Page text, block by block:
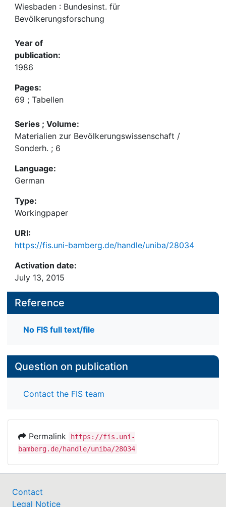
Wiesbaden : Bundesinst. für
Bevölkerungsforschung
Year of
publication:
1986
Pages:
69 ; Tabellen
Series ; Volume:
Materialien zur Bevölkerungswissenschaft /
Sonderh. ; 6
Language:
German
Type:
Workingpaper
URI:
https://fis.uni-bamberg.de/handle/uniba/28034
Activation date:
July 13, 2015
Reference
No FIS full text/file
Question on publication
Contact the FIS team
Permalink
https://fis.uni-
bamberg.de/handle/uniba/28034
Contact
Legal Notice